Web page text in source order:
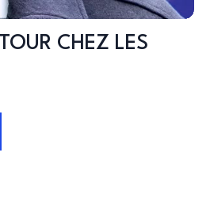
CHEZ LES